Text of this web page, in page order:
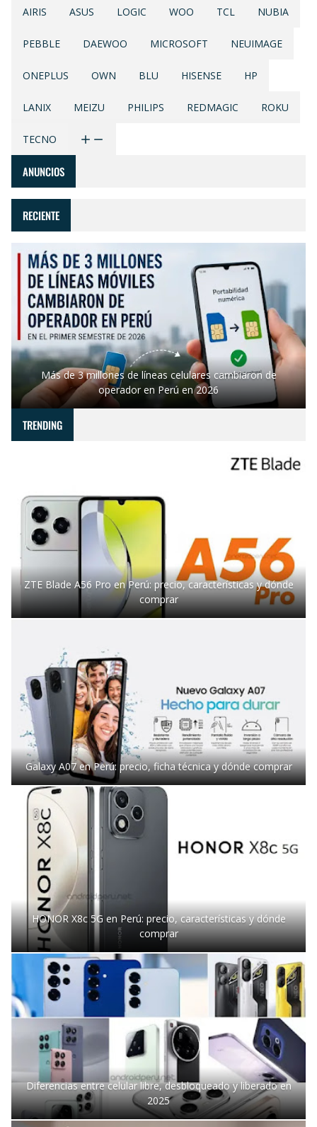
AIRIS ASUS LOGIC WOO TCL NUBIA
PEBBLE DAEWOO MICROSOFT NEUIMAGE
ONEPLUS OWN BLU HISENSE HP
LANIX MEIZU PHILIPS REDMAGIC ROKU
TECNO
ANUNCIOS
RECIENTE
Más de 3 millones de líneas celulares cambiaron de
operador en Perú en 2026
TRENDING
ZTE Blade A56 Pro en Perú: precio, características y dónde
comprar
Galaxy A07 en Perú: precio, ficha técnica y dónde comprar
HONOR X8c 5G en Perú: precio, características y dónde
comprar
Diferencias entre celular libre, desbloqueado y liberado en
2025